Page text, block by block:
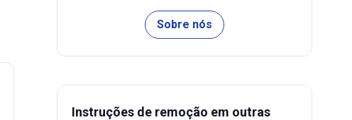
Sobre nós
Instruções de remoção em outras